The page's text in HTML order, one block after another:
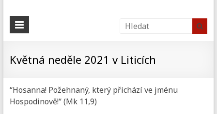
Květná neděle 2021 v Liticích
“Hosanna! Požehnaný, který přichází ve jménu
Hospodinově!“ (Mk 11,9)